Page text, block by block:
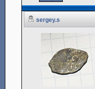
sergey.s